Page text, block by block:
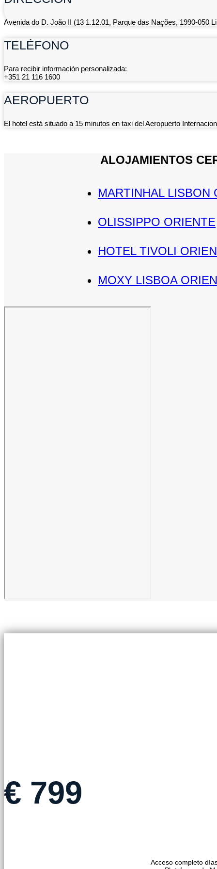
Avenida do D. João II (13 1.12.01, Parque das Nações, 1990-050
TELÉFONO
Para recibir información personalizada:
+351 21 116 1600
AEROPUERTO
El hotel está situado a 15 minutos en taxi del Aeropuerto
ALOJAMIENTOS
MARTINHAL LISBON
OLISSIPPO ORIENTE
HOTEL TIVOLI
MOXY LISBOA
€ 799
Acceso completo